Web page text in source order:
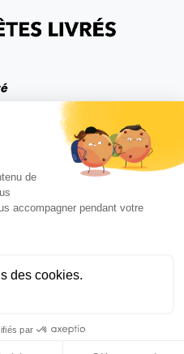
de
accompagner pendant votre
des cookies.
par